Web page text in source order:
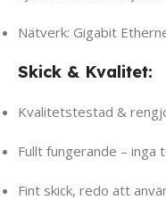
Nätverk: Gigabit
Skick & Kvalitet:
Kvalitetstestad &
Fullt fungerande – inga
Fint skick, redo att